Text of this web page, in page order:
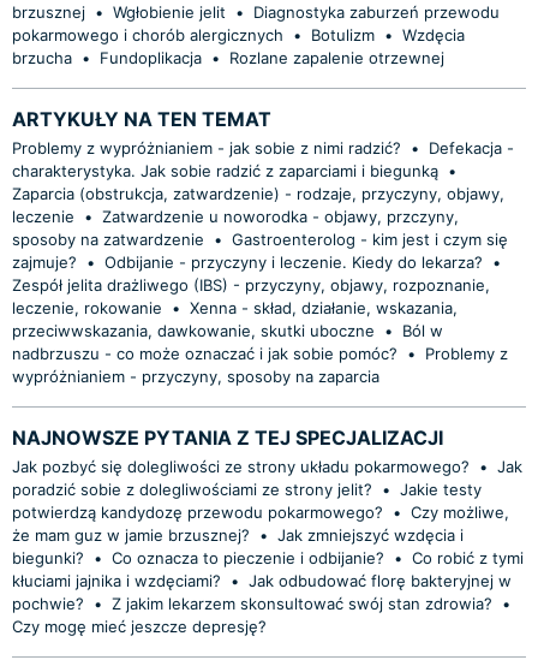
brzusznej • Wgłobienie jelit •
Diagnostyka zaburzeń przewodu
pokarmowego i chorób alergicznych
• Botulizm • Wzdęcia
brzucha • Fundoplikacja • Rozlane zapalenie otrzewnej
ARTYKUŁY NA TEN TEMAT
Problemy z wypróżnianiem - jak sobie z nimi radzić? •
Defekacja -
charakterystyka. Jak sobie radzić z zaparciami i biegunką •
Zaparcia (obstrukcja, zatwardzenie) - rodzaje, przyczyny, objawy,
leczenie
• Zatwardzenie u noworodka - objawy, przczyny,
sposoby na zatwardzenie
• Gastroenterolog - kim jest i czym się
zajmuje?
• Odbijanie - przyczyny i leczenie. Kiedy do lekarza?
•
Zespół jelita drażliwego (IBS) - przyczyny, objawy, rozpoznanie,
leczenie, rokowanie
• Xenna - skład, działanie, wskazania,
przeciwwskazania, dawkowanie, skutki uboczne
•
Ból w
nadbrzuszu - co może oznaczać i jak sobie pomóc?
•
Problemy z
wypróżnianiem - przyczyny, sposoby na zaparcia
NAJNOWSZE PYTANIA Z TEJ SPECJALIZACJI
Jak pozbyć się dolegliwości ze strony układu pokarmowego? • Jak
poradzić sobie z dolegliwościami ze strony jelit?
• Jakie testy
potwierdzą kandydozę przewodu pokarmowego?
• Czy możliwe,
że mam guz w jamie brzusznej?
• Jak zmniejszyć wzdęcia i
biegunki?
• Co oznacza to pieczenie i odbijanie? • Co robić z tymi
kłuciami jajnika i wzdęciami?
• Jak odbudować florę bakteryjnej w
pochwie?
• Z jakim lekarzem skonsultować swój stan zdrowia?
•
Czy mogę mieć jeszcze depresję?